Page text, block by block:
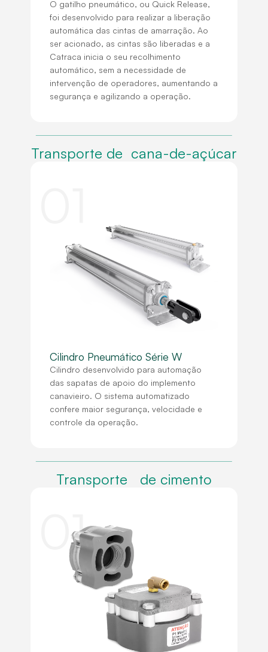
O gatilho pneumático, ou Quick Release,
foi desenvolvido para realizar a liberação
automática das cintas de amarração. Ao
ser acionado, as cintas são liberadas e a
Catraca inicia o seu recolhimento
automático, sem a necessidade de
intervenção de operadores, aumentando a
segurança e agilizando a operação.
Transporte de cana-de-açúcar
Cilindro Pneumático Série W
Cilindro desenvolvido para automação
das sapatas de apoio do implemento
canavieiro. O sistema automatizado
confere maior segurança, velocidade e
controle da operação.
Transporte de cimento
01